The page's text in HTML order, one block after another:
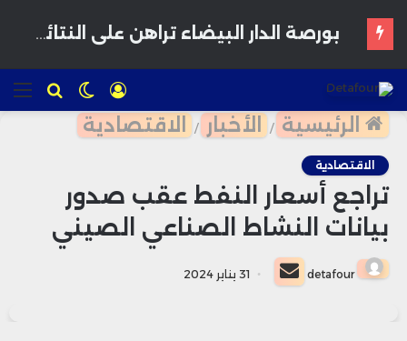
للبحث الوضع
المظلم
تسجيل
الدخول
الرئيسية / الأخبار / الاقتصادية
الاقتصادية
تراجع أسعار النفط عقب صدور
بيانات النشاط الصناعي الصيني
detafour
أرسل
بريدا
31 يناير 2024